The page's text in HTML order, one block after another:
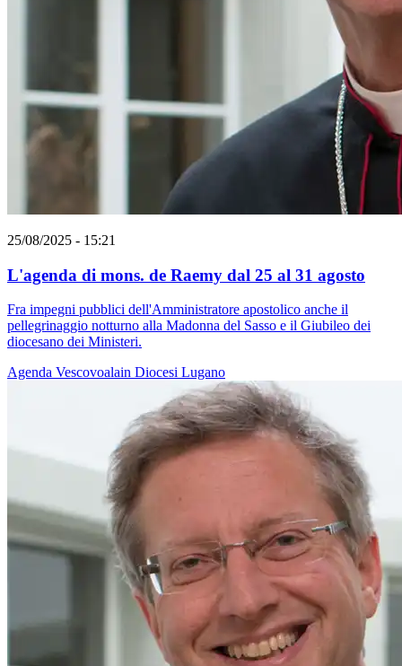
25/08/2025 - 15:21
L'agenda di mons. de Raemy dal 25 al 31 agosto
Fra impegni pubblici dell'Amministratore apostolico anche il
pellegrinaggio notturno alla Madonna del Sasso e il Giubileo dei
diocesano dei Ministeri.
Agenda Vescovoalain Diocesi Lugano